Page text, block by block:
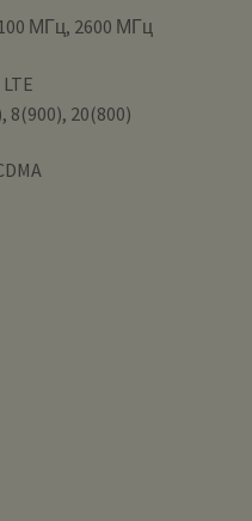
МГц, 2600 МГц
8(900), 20(800)